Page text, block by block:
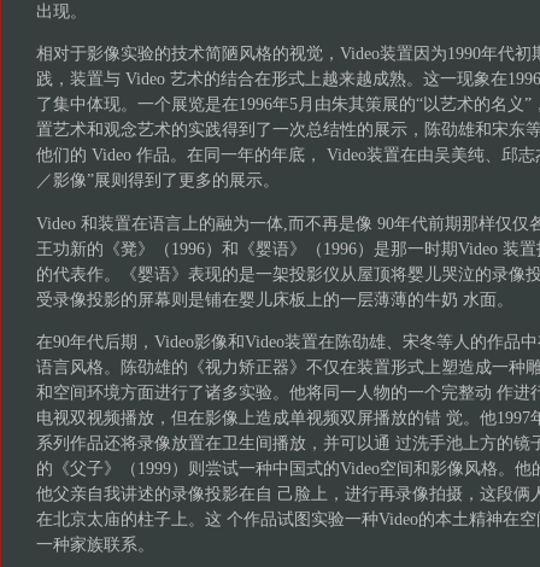
出现。
相对于影像实验的技术简陋风格的视觉，Video装置因为1990年代
践，装置与 Video 艺术的结合在形式上越来越成熟。这一现象在
了集中体现。一个展览是在1996年5月由朱其策展的“以艺术的名义”
置艺术和观念艺术的实践得到了一次总结性的展示，陈劭雄和宋东
他们的 Video 作品。在同一年的年底， Video装置在由吴美纯、邱
／影像”展则得到了更多的展示。
Video 和装置在语言上的融为一体,而不再是像 90年代前期那样仅仅
王功新的《凳》（1996）和《婴语》（1996）是那一时期Video 装
的代表作。《婴语》表现的是一架投影仪从屋顶将婴儿哭泣的录像
受录像投影的屏幕则是铺在婴儿床板上的一层薄薄的牛奶 水面。
在90年代后期，Video影像和Video装置在陈劭雄、宋冬等人的作品
语言风格。陈劭雄的《视力矫正器》不仅在装置形式上塑造成一种
和空间环境方面进行了诸多实验。他将同一人物的一个完整动 作进
电视双视频播放，但在影像上造成单视频双屏播放的错 觉。他1997
系列作品还将录像放置在卫生间播放，并可以通 过洗手池上方的镜
的《父子》（1999）则尝试一种中国式的Video空间和影像风格。他
他父亲自我讲述的录像投影在自 己脸上，进行再录像拍摄，这段俩
在北京太庙的柱子上。这 个作品试图实验一种Video的本土精神在
一种家族联系。